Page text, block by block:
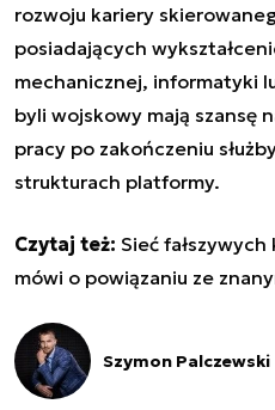
rozwoju kariery
posiadających
mechanicznej, informatyki
byli wojskowy mają szansę
pracy po zakończeniu
strukturach platformy.
Czytaj też: Sieć
mówi o powiązaniu ze
Szymon Palczewski